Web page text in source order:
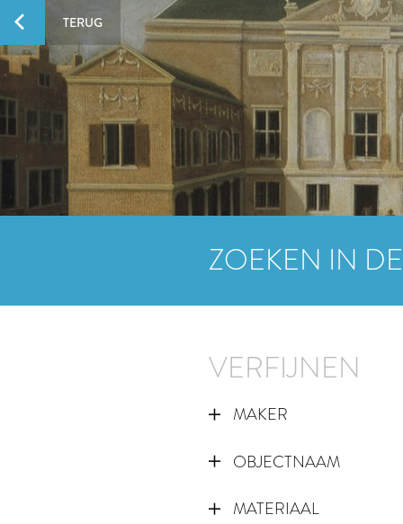
TERUG
ZOEKEN IN
VERFIJNEN
MAKER
OBJECTNAAM
MATERIAAL